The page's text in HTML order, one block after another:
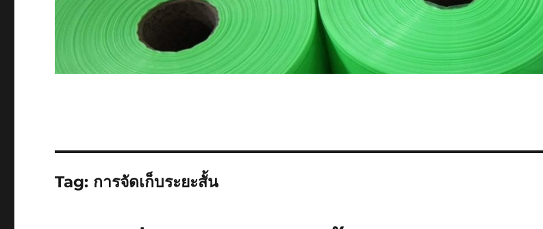
Tag: การจัดเก็บระยะสั้น